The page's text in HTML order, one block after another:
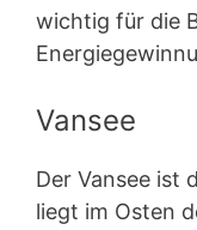
wichtig für die
Vansee
Der Vansee ist
liegt im Osten